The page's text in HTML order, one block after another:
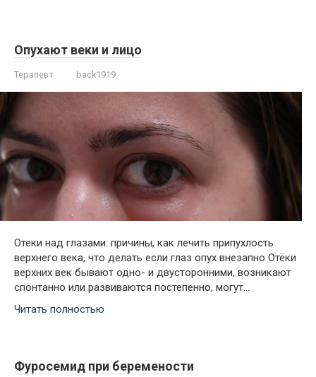
Опухают веки и лицо
Терапевт back1919
Отеки над глазами: причины, как лечить припухлость
верхнего века, что делать если глаз опух внезапно Отёки
верхних век бывают одно- и двусторонними, возникают
спонтанно или развиваются постепенно, могут…
Читать полностью
Фуросемид при беремености